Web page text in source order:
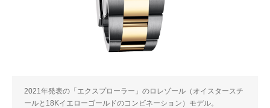
2021年発表の「エクスプローラー」のロレゾール（オイスタースチ
ールと18Kイエローゴールドのコンビネーション）モデル。